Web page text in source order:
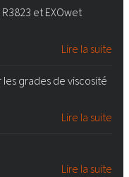
et EXOwet
Lire la suite
grades de viscosité
Lire la suite
Lire la suite